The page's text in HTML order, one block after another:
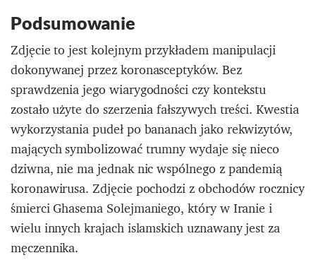
Podsumowanie
Zdjęcie to jest kolejnym przykładem manipulacji
dokonywanej przez koronasceptyków. Bez
sprawdzenia jego wiarygodności czy kontekstu
zostało użyte do szerzenia fałszywych treści. Kwestia
wykorzystania pudeł po bananach jako rekwizytów,
mających symbolizować trumny wydaje się nieco
dziwna, nie ma jednak nic wspólnego z pandemią
koronawirusa. Zdjęcie pochodzi z obchodów rocznicy
śmierci Ghasema Solejmaniego, który w Iranie i
wielu innych krajach islamskich uznawany jest za
męczennika.